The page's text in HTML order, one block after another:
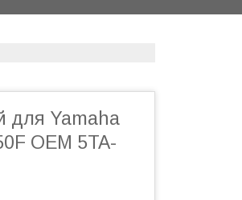
для Yamaha
OEM 5TA-